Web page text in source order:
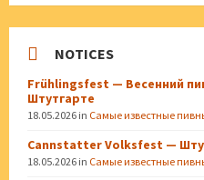
NOTICES
Frühlingsfest — Весенний
Штутгарте
18.05.2026 in Самые известные
Cannstatter Volksfest —
18.05.2026 in Самые известные